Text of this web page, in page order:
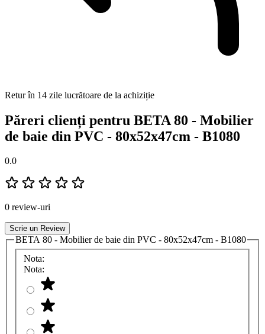
Retur în 14 zile lucrătoare de la achiziție
Păreri clienți pentru BETA 80 - Mobilier
de baie din PVC - 80x52x47cm - B1080
0.0
0 review-uri
Scrie un Review
BETA 80 - Mobilier de baie din PVC - 80x52x47cm - B1080
Nota:
Nota: